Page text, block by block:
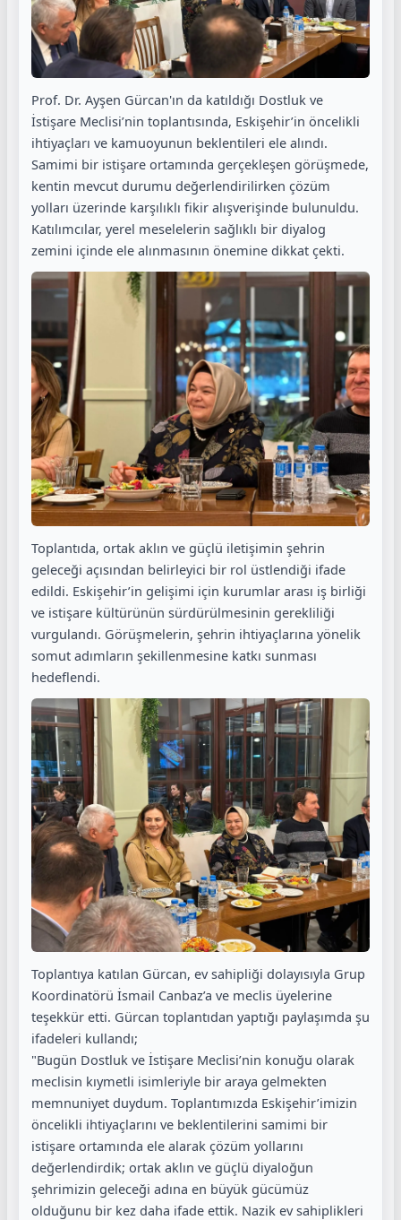
Prof. Dr. Ayşen Gürcan'ın da katıldığı Dostluk ve
İstişare Meclisi’nin toplantısında, Eskişehir’in öncelikli
ihtiyaçları ve kamuoyunun beklentileri ele alındı.
Samimi bir istişare ortamında gerçekleşen görüşmede,
kentin mevcut durumu değerlendirilirken çözüm
yolları üzerinde karşılıklı fikir alışverişinde bulunuldu.
Katılımcılar, yerel meselelerin sağlıklı bir diyalog
zemini içinde ele alınmasının önemine dikkat çekti.
Toplantıda, ortak aklın ve güçlü iletişimin şehrin
geleceği açısından belirleyici bir rol üstlendiği ifade
edildi. Eskişehir’in gelişimi için kurumlar arası iş birliği
ve istişare kültürünün sürdürülmesinin gerekliliği
vurgulandı. Görüşmelerin, şehrin ihtiyaçlarına yönelik
somut adımların şekillenmesine katkı sunması
hedeflendi.
Toplantıya katılan Gürcan, ev sahipliği dolayısıyla Grup
Koordinatörü İsmail Canbaz’a ve meclis üyelerine
teşekkür etti. Gürcan toplantıdan yaptığı paylaşımda şu
ifadeleri kullandı;
"Bugün Dostluk ve İstişare Meclisi’nin konuğu olarak
meclisin kıymetli isimleriyle bir araya gelmekten
memnuniyet duydum. Toplantımızda Eskişehir’imizin
öncelikli ihtiyaçlarını ve beklentilerini samimi bir
istişare ortamında ele alarak çözüm yollarını
değerlendirdik; ortak aklın ve güçlü diyaloğun
şehrimizin geleceği adına en büyük gücümüz
olduğunu bir kez daha ifade ettik. Nazik ev sahiplikleri